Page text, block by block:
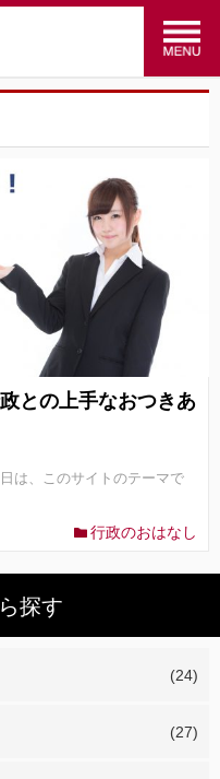
menu
との上手なおつきあ
は、このサイトのテーマで
行政のおはなし
探す
(24)
(27)